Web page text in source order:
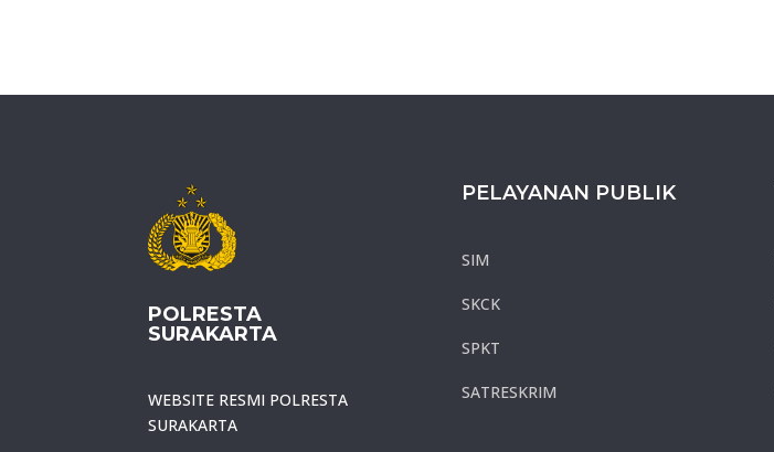
POLRESTA
SURAKARTA
WEBSITE RESMI POLRESTA
SURAKARTA
PELAYANAN PUBLIK
SIM
SKCK
SPKT
SATRESKRIM